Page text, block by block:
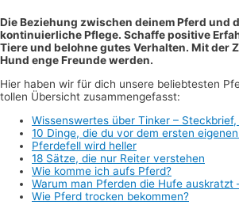
Die Beziehung zwischen deinem Pferd und
kontinuierliche Pflege. Schaffe positive
Tiere und belohne gutes Verhalten. Mit der
Hund enge Freunde werden.
Hier haben wir für dich unsere beliebtesten
tollen Übersicht zusammengefasst:
Wissenswertes über Tinker –
10 Dinge, die du vor dem ersten
Pferdefell wird heller
18 Sätze, die nur Reiter verstehen
Wie komme ich aufs Pferd?
Warum man Pferden die Hufe auskratzt
Wie Pferd trocken bekommen?